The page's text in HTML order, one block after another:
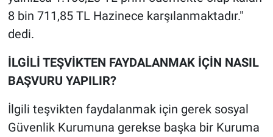
8 bin 711,85 TL Hazinece karşılanmaktadır."
dedi.
İLGİLİ TEŞVİKTEN FAYDALANMAK İÇİN NASIL
BAŞVURU YAPILIR?
İlgili teşvikten faydalanmak için gerek sosyal
Güvenlik Kurumuna gerekse başka bir Kuruma